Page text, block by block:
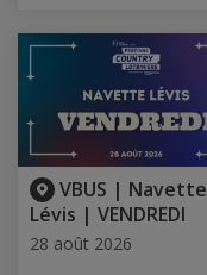
VBUS | Navette
Lévis | VENDREDI
28 août 2026